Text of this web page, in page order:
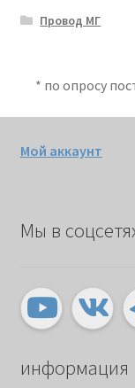
Провод МГ
* по опросу
Мой аккаунт
Мы в
информация